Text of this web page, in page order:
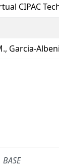
CIPAC
Garcia-
BASE